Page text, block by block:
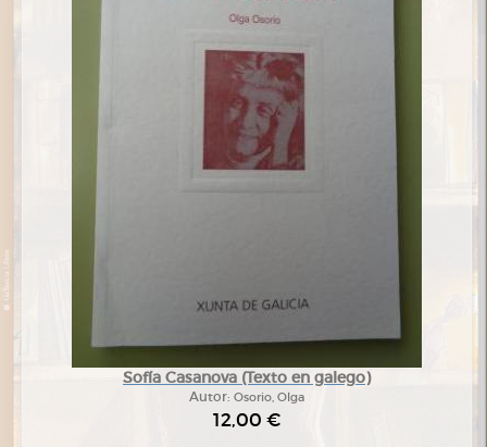
Sofía Casanova (Texto en galego)
Autor: Osorio, Olga
12,00 €